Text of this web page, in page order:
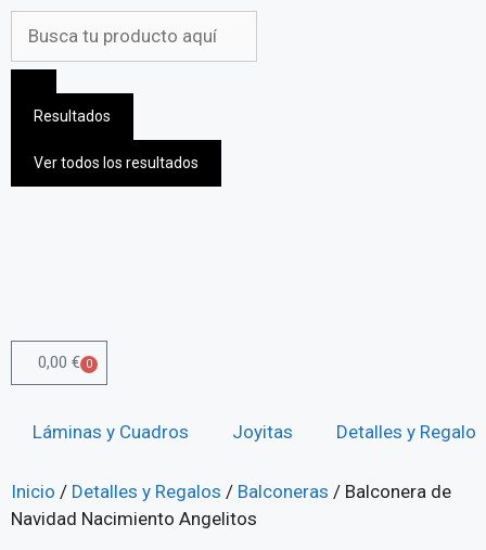
Resultados
Ver todos los resultados
0,00 € 0
Láminas y Cuadros Joyitas Detalles y Regalos
Inicio / Detalles y Regalos / Balconeras / Balconera de
Navidad Nacimiento Angelitos